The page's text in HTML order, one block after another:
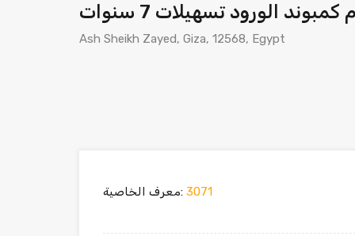
Ash Sheikh Zayed, Giza, 12568, Egypt
معرف الخاصية: 3071